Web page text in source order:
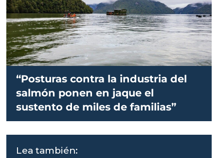
“Posturas contra la industria del
salmón ponen en jaque el
sustento de miles de familias”
Lea también: